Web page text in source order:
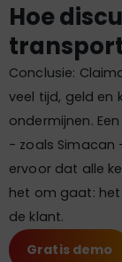
Hoe
Conclusie:
veel tijd, geld en
ondermijnen.
- zoals Simacan
ervoor dat alle
het om gaat:
de klant.
Gratis demo